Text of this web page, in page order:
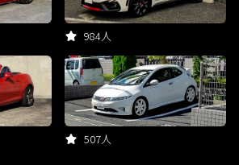
984人
507人